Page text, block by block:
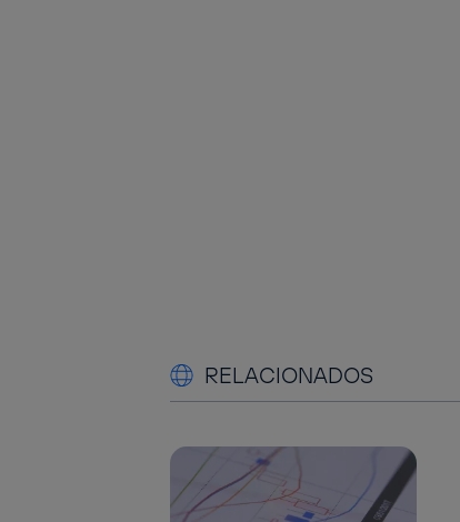
RELACIONADOS